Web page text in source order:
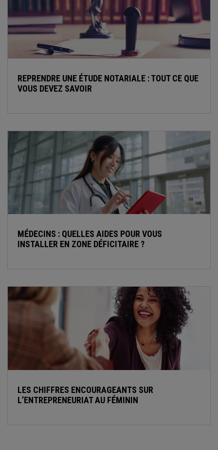
REPRENDRE UNE ÉTUDE NOTARIALE : TOUT CE QUE
VOUS DEVEZ SAVOIR
MÉDECINS : QUELLES AIDES POUR VOUS
INSTALLER EN ZONE DÉFICITAIRE ?
LES CHIFFRES ENCOURAGEANTS SUR
L’ENTREPRENEURIAT AU FÉMININ